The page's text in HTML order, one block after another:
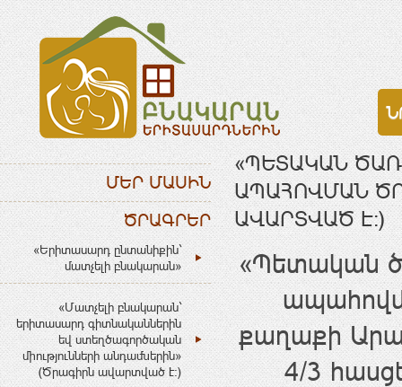
ՄԵՐ ՄԱՍԻՆ
ԾՐԱԳՐԵՐ
«Երիտասարդ ընտանիքին`
մատչելի բնակարան»
«Մատչելի բնակարան`
երիտասարդ գիտնականներին
եվ ստեղծագործական
միությունների անդամներին»
(Ծրագիրն ավարտված է:)
«ՊԵՏԱԿԱՆ
ԱՊԱՀՈՎՄԱՆ
ԱՎԱՐՏՎԱԾ Է:)
«Պետական
քաղաքի
4/3